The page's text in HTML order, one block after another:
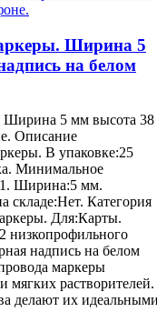
Ширина 5
на белом
Ширина 5 мм высота 38
Описание
В упаковке:25
Минимальное
Ширина:5 мм.
складе:Нет. Категория
Для:Карты.
низкопрофильного
надпись на белом
маркеры
мягких растворителей.
делают их